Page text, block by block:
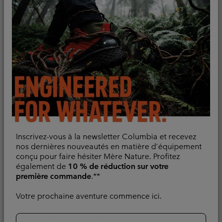
Inscrivez-vous à la newsletter Columbia et recevez
nos dernières nouveautés en matière d’équipement
conçu pour faire hésiter Mère Nature. Profitez
également de 10 % de réduction sur votre
première commande.**
Votre prochaine aventure commence ici.
T-shirt Technique
Uncharted™ Homme
Evacue l'humidité
Sale price:
44,00 €Regular price:
55,00 €
T-shirt Tissé Chill Creek™
Evacue l'humidité
Minimum sale price:
42,00 €-Maximum sale
49,00 €
70,00 €